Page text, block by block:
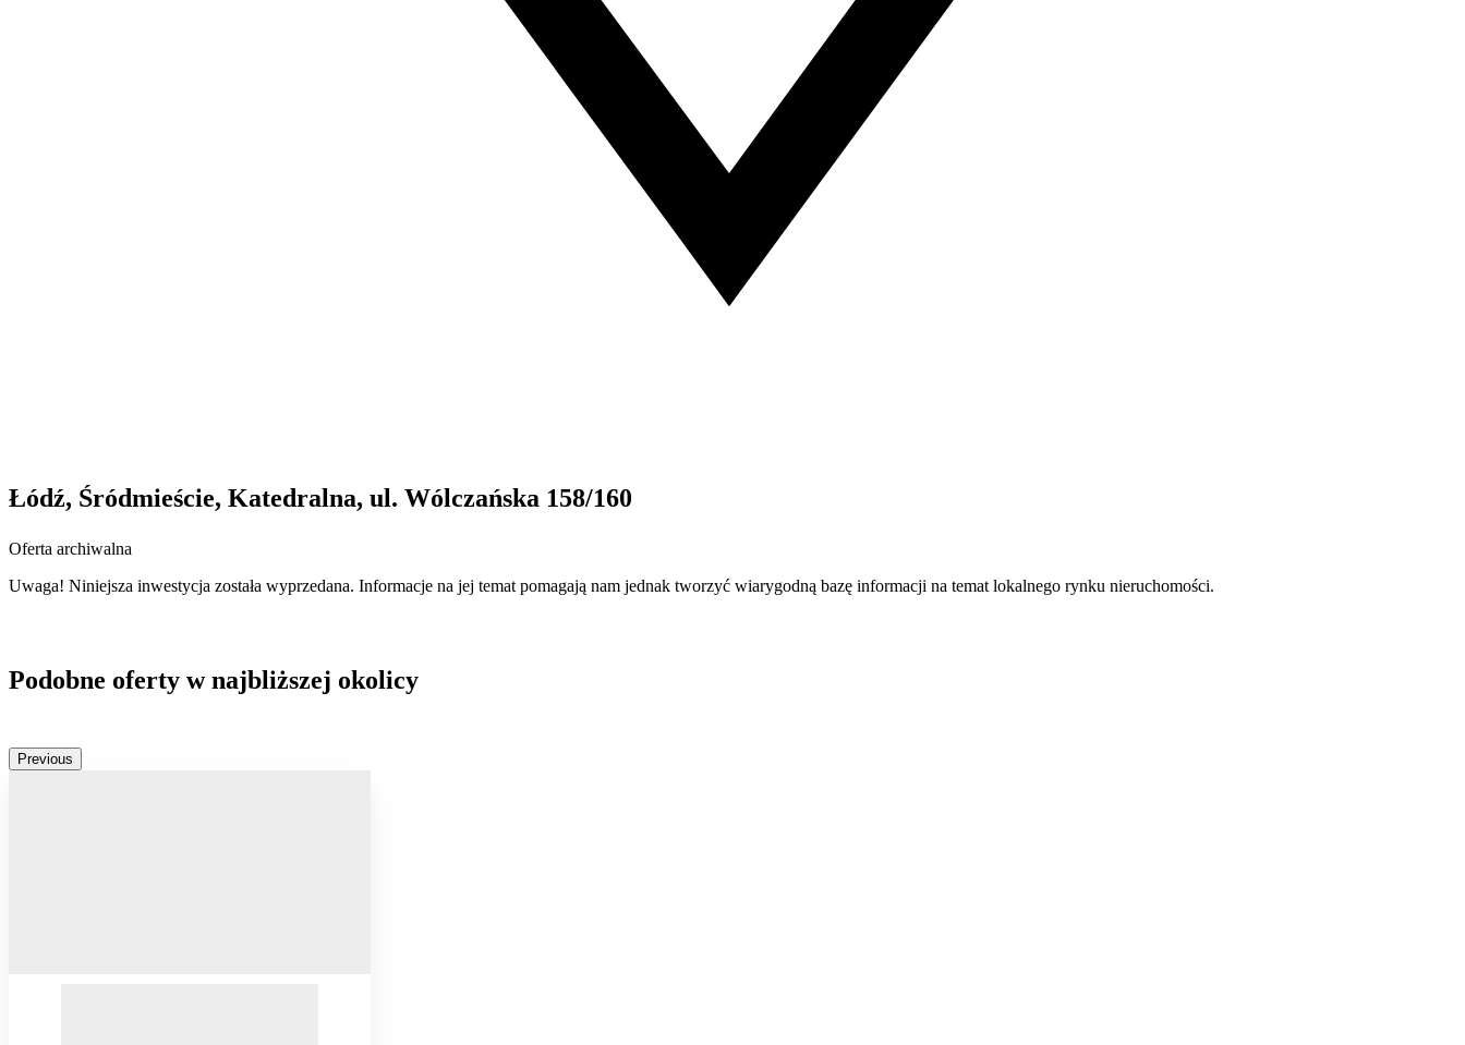
Łódź, Śródmieście, Katedralna, ul. Wólczańska 158/160
Oferta archiwalna
Uwaga! Niniejsza inwestycja została wyprzedana. Informacje na jej temat pomagają nam jednak tworzyć wiarygodną bazę informacji na temat lokalnego rynku nieruchomości.
Podobne oferty w najbliższej okolicy
Previous